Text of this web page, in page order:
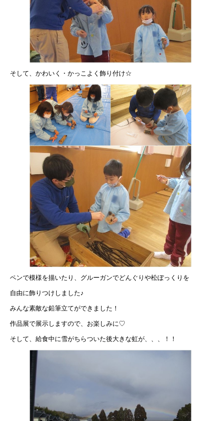
そして、かわいく・かっこよく飾り付け☆
ペンで模様を描いたり、グルーガンでどんぐりや松ぼっくりを
自由に飾りつけしました♪
みんな素敵な鉛筆立てができました！
作品展で展示しますので、お楽しみに♡
そして、給食中に雪がちらついた後大きな虹が、、、！！